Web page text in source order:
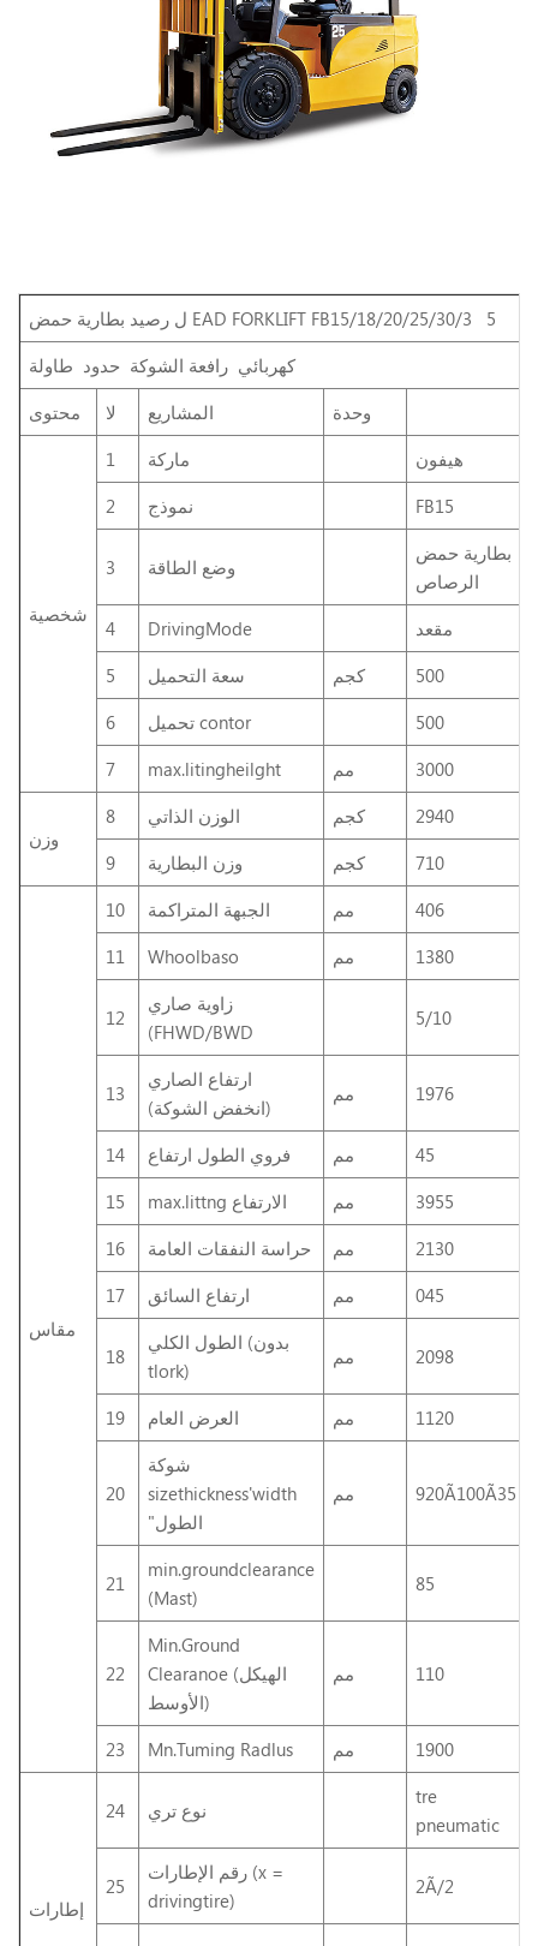
ل رصيد بطارية حمض EAD FORKLIFT FB15/18/20/25/30/3 5
كهربائي رافعة الشوكة حدود طاولة
محتوى
لا المشاريع وحدة
شخصية
1 ماركة هيفون
2
نموذج FB15
3 وضع الطاقة
بطارية حمض
الرصاص
4
DrivingMode مقعد
5
سعة التحميل كجم 500
6
تحميل contor 500
7
max.litingheilght مم 3000
وزن
8 الوزن الذاتي كجم 2940
9
وزن البطارية كجم 710
مقاس
10 الجبهة المتراكمة مم 406
11
Whoolbaso مم 1380
12
زاوية صاري
(FHWD/BWD
5/10
13
ارتفاع الصاري
(انخفض الشوكة)
مم 1976
14 فروي الطول ارتفاع مم 45
15
max.littng الارتفاع مم 3955
16
حراسة النفقات العامة مم 2130
17
ارتفاع السائق مم 045
18
الطول الكلي (بدون
tlork)
مم 2098
19 العرض العام مم 1120
20
شوكة
sizethickness'width
"الطول
مم 920Ã100Ã35
21
min.groundclearance
(Mast)
85
22
Min.Ground
Clearanoe (الهيكل
الأوسط)
مم 110
23 Mn.Tuming Radlus مم 1900
إطارات
24 نوع تري
tre
pneumatic
25
رقم الإطارات (x =
drivingtire)
2Ã/2